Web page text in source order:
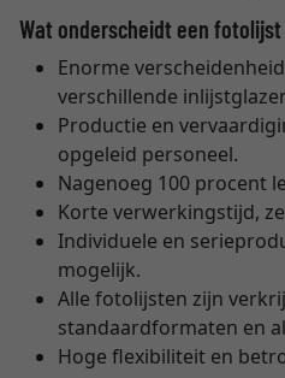
Wat onderscheidt een
Enorme
verschillende
Productie en
opgeleid personeel.
Nagenoeg 100 procent
Korte verwerkingstijd,
Individuele en
mogelijk.
Alle fotolijsten zijn
standaardformaten en
Hoge flexibiliteit en